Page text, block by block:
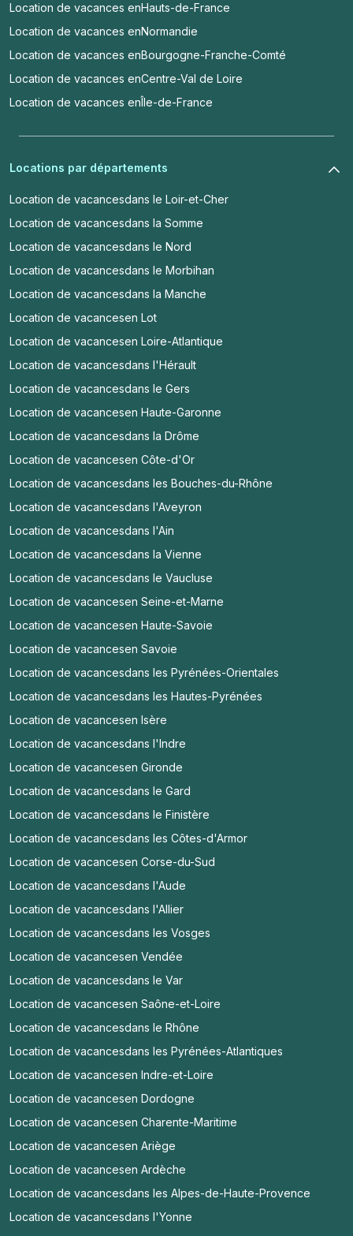
Location de vacances enHauts-de-France
Location de vacances enNormandie
Location de vacances enBourgogne-Franche-Comté
Location de vacances enCentre-Val de Loire
Location de vacances enÎle-de-France
Locations par départements
Location de vacancesdans le Loir-et-Cher
Location de vacancesdans la Somme
Location de vacancesdans le Nord
Location de vacancesdans le Morbihan
Location de vacancesdans la Manche
Location de vacancesen Lot
Location de vacancesen Loire-Atlantique
Location de vacancesdans l'Hérault
Location de vacancesdans le Gers
Location de vacancesen Haute-Garonne
Location de vacancesdans la Drôme
Location de vacancesen Côte-d'Or
Location de vacancesdans les Bouches-du-Rhône
Location de vacancesdans l'Aveyron
Location de vacancesdans l'Ain
Location de vacancesdans la Vienne
Location de vacancesdans le Vaucluse
Location de vacancesen Seine-et-Marne
Location de vacancesen Haute-Savoie
Location de vacancesen Savoie
Location de vacancesdans les Pyrénées-Orientales
Location de vacancesdans les Hautes-Pyrénées
Location de vacancesen Isère
Location de vacancesdans l'Indre
Location de vacancesen Gironde
Location de vacancesdans le Gard
Location de vacancesdans le Finistère
Location de vacancesdans les Côtes-d'Armor
Location de vacancesen Corse-du-Sud
Location de vacancesdans l'Aude
Location de vacancesdans l'Allier
Location de vacancesdans les Vosges
Location de vacancesen Vendée
Location de vacancesdans le Var
Location de vacancesen Saône-et-Loire
Location de vacancesdans le Rhône
Location de vacancesdans les Pyrénées-Atlantiques
Location de vacancesen Indre-et-Loire
Location de vacancesen Dordogne
Location de vacancesen Charente-Maritime
Location de vacancesen Ariège
Location de vacancesen Ardèche
Location de vacancesdans les Alpes-de-Haute-Provence
Location de vacancesdans l'Yonne